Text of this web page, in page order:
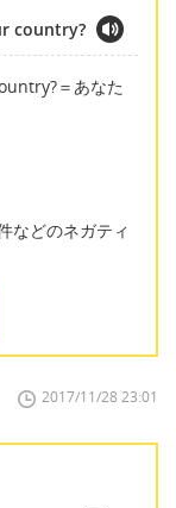
country?
＝あなた
などのネガティ
2017/11/28 23:01